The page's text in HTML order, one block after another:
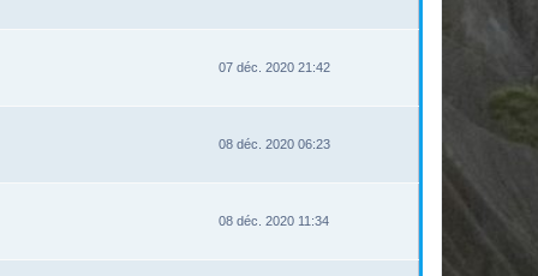
07 déc. 2020 21:42
08 déc. 2020 06:23
08 déc. 2020 11:34